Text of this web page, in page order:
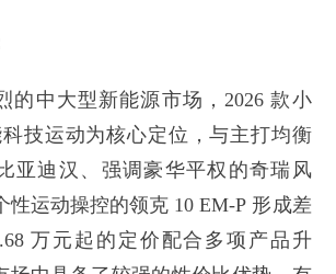
的中大型新能源市场，2026 款小
技运动为核心定位，与主打均衡
亚迪汉、强调豪华平权的奇瑞风
性运动操控的领克 10 EM-P 形成差
万元起的定价配合多项产品升